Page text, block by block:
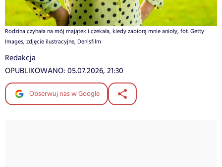
Rodzina czyhała na mój majątek i czekała, kiedy zabiorą mnie anioły, fot. Getty
Images, zdjęcie ilustracyjne, Denisfilm
Redakcja
OPUBLIKOWANO: 05.07.2026, 21:30
Obserwuj nas w Google